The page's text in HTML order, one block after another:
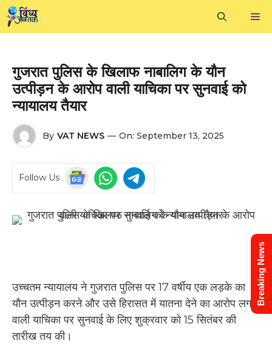
Skip
to
गुजरात पुलिस के खिलाफ नाबालिग के यौन
उत्पीड़न के आरोप वाली याचिका पर सुनवाई को
न्यायालय तैयार
By VAT NEWS — On: September 13, 2025
Follow Us
उच्चतम न्यायालय ने गुजरात पुलिस पर 17 वर्षीय एक लड़के का
यौन उत्पीड़न करने और उसे हिरासत में यातना देने का आरोप लगाने
वाली याचिका पर सुनवाई के लिए शुक्रवार को 15 सितंबर की
तारीख तय की।
Breaking News